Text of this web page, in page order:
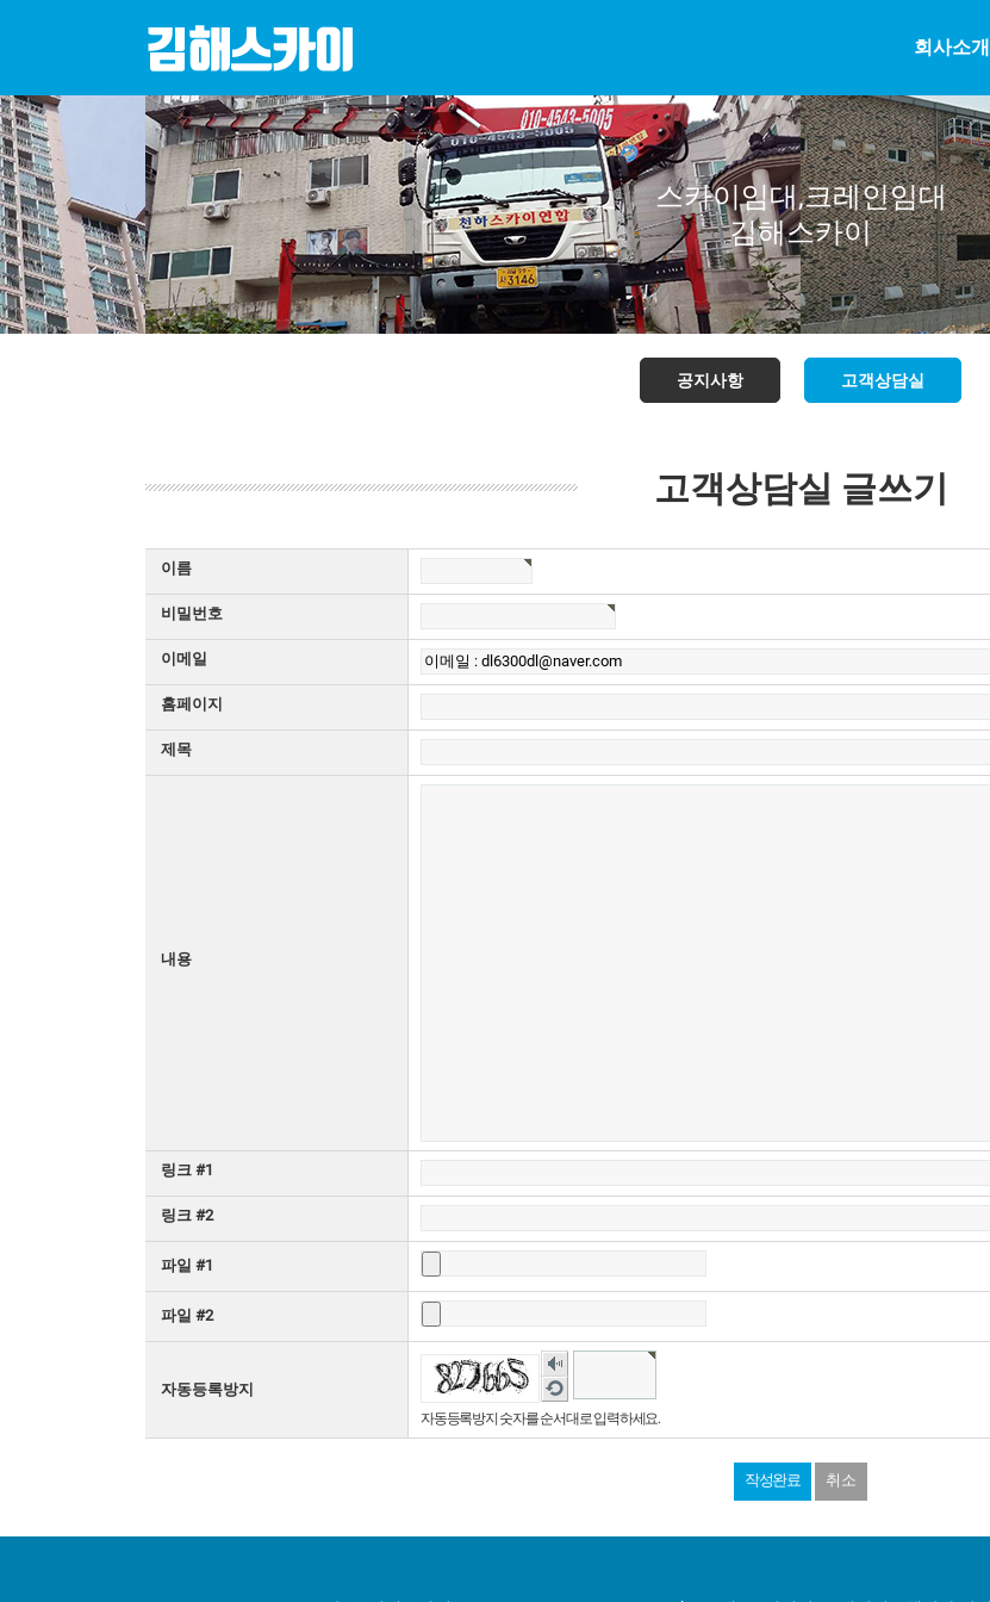
회사소개
스카이임대,크레인임대
김해스카이
공지사항 고객상담실
고객상담실 글쓰기
이름
비밀번호
이메일
홈페이지
제목
내용
링크 #1
링크 #2
파일 #1
파일 #2
자동등록방지
숫
자
음
성
새
로
고
자동등록방지 숫자를 순서대로 입력하세요.
취소